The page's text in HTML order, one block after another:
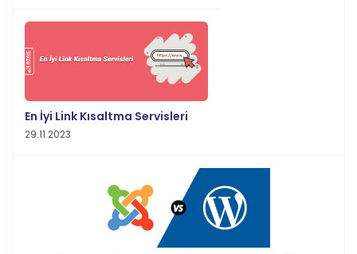
En İyi Link Kısaltma Servisleri
29.11.2023